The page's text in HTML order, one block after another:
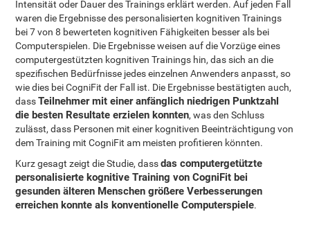
Intensität oder Dauer des Trainings erklärt werden. Auf jeden Fall
waren die Ergebnisse des personalisierten kognitiven Trainings
bei 7 von 8 bewerteten kognitiven Fähigkeiten besser als bei
Computerspielen. Die Ergebnisse weisen auf die Vorzüge eines
computergestützten kognitiven Trainings hin, das sich an die
spezifischen Bedürfnisse jedes einzelnen Anwenders anpasst, so
wie dies bei CogniFit der Fall ist. Die Ergebnisse bestätigten auch,
dassTeilnehmer mit einer anfänglich niedrigen Punktzahl
die besten Resultate erzielen konnten, was den Schluss
zulässt, dass Personen mit einer kognitiven Beeinträchtigung von
dem Training mit CogniFit am meisten profitieren könnten.
Kurz gesagt zeigt die Studie, dassdas computergetützte
personalisierte kognitive Training von CogniFit bei
gesunden älteren Menschen größere Verbesserungen
erreichen konnte als konventionelle Computerspiele.